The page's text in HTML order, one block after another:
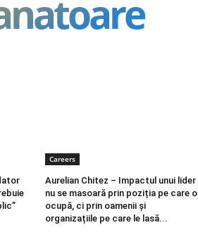
Careers
Aurelian Chitez – Impactul unui lider
nu se masoară prin poziția pe care o
ocupă, ci prin oamenii și
organizațiile pe care le lasă...